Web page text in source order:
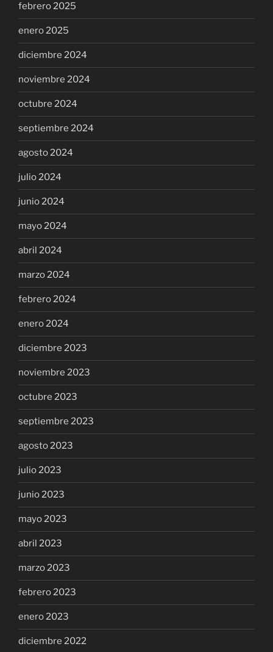
febrero 2025
enero 2025
diciembre 2024
noviembre 2024
octubre 2024
septiembre 2024
agosto 2024
julio 2024
junio 2024
mayo 2024
abril 2024
marzo 2024
febrero 2024
enero 2024
diciembre 2023
noviembre 2023
octubre 2023
septiembre 2023
agosto 2023
julio 2023
junio 2023
mayo 2023
abril 2023
marzo 2023
febrero 2023
enero 2023
diciembre 2022